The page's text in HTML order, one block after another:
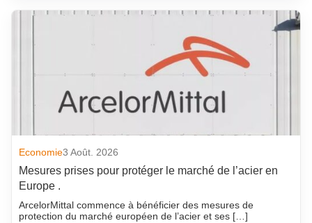
Economie3 Août. 2026
Mesures prises pour protéger le marché de l’acier en
Europe .
ArcelorMittal commence à bénéficier des mesures de
protection du marché européen de l’acier et ses […]